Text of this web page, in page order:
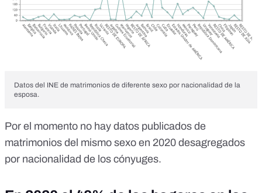
Datos del INE de matrimonios de diferente sexo por nacionalidad de la
esposa.
Por el momento no hay datos publicados de
matrimonios del mismo sexo en 2020 desagregados
por nacionalidad de los cónyuges.